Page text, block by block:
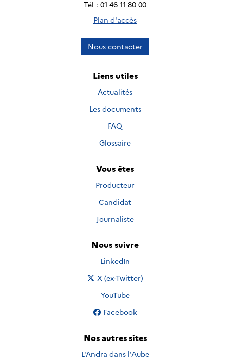
Tél : 01 46 11 80 00
Plan d'accès
Nous contacter
Liens utiles
Actualités
Les documents
FAQ
Glossaire
Vous êtes
Producteur
Candidat
Journaliste
Nous suivre
Nous suivre sur
LinkedIn
Nous suivre sur
X (ex-Twitter)
Nous suivre sur
YouTube
Nous suivre sur
Facebook
Nos autres sites
L'Andra dans l'Aube